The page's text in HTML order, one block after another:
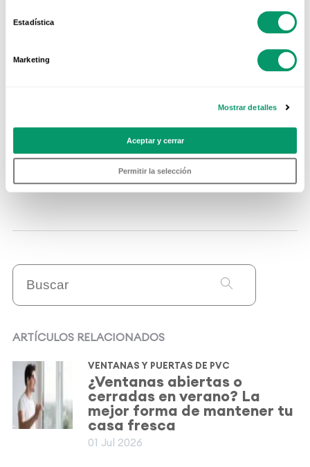
Estadística
Marketing
Mostrar detalles
Aceptar y cerrar
Permitir la selección
Mantener tus ventanas de PVC en perfecto
esfuerzos.
productos adecuados, tus ventanas Kömmerling
confort, eficiencia y estética por muchos años
más.
ARTÍCULOS RELACIONADOS
VENTANAS Y PUERTAS DE PVC
¿Ventanas abiertas o
cerradas en verano? La
mejor forma de mantener tu
casa fresca
01 Jul 2026